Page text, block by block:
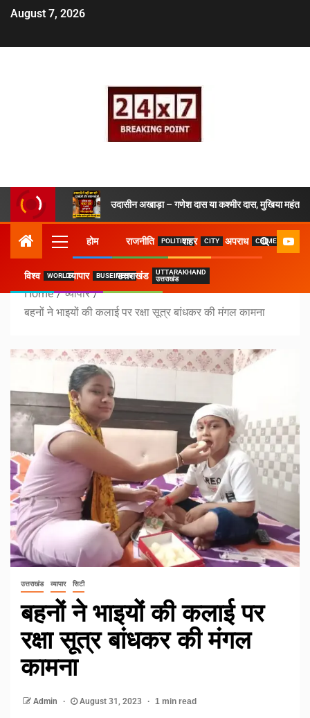
August 7, 2026
उदासीन अखाड़ा – गणेश दास या कश्मीर दास, मुखिया महंत ने
होम राजनीति POLITICSशहर CITY अपराध CRIME
विश्व WORLDव्यापार BUSEINESSउत्तराखंड
UTTARAKHAND
उत्तराखंड
Home
व्यापार
बहनों ने भाइयों की कलाई पर रक्षा सूत्र बांधकर की मंगल कामना
उत्तराखंड व्यापार सिटी
बहनों ने भाइयों की कलाई पर
रक्षा सूत्र बांधकर की मंगल
कामना
Admin August 31, 2023 1 min read